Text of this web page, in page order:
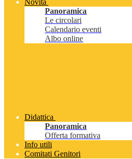
Novità
Panoramica
Le circolari
Calendario eventi
Albo online
Didattica
Panoramica
Offerta formativa
Info utili
Comitati Genitori